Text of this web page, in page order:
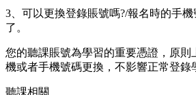
3、可以更換登錄賬號嗎?/報名時的手
了。
您的聽課賬號為學習的重要憑證，原則
機或者手機號碼更換，不影響正常登錄
聽課相關